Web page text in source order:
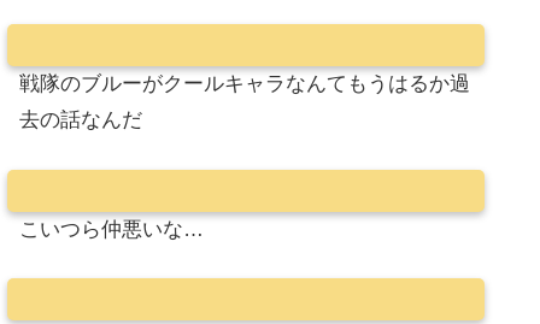
戦隊のブルーがクールキャラなんてもうはるか過
去の話なんだ
こいつら仲悪いな…